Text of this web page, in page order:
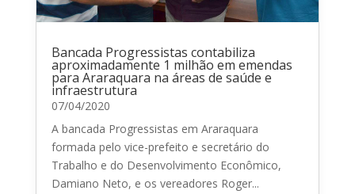
Bancada Progressistas contabiliza
aproximadamente 1 milhão em emendas
para Araraquara na áreas de saúde e
infraestrutura
07/04/2020
A bancada Progressistas em Araraquara
formada pelo vice-prefeito e secretário do
Trabalho e do Desenvolvimento Econômico,
Damiano Neto, e os vereadores Roger...